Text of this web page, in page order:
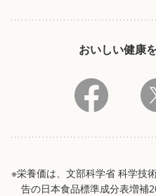
おいしい健康
※栄養価は、文部科学省 科学技
告の日本食品標準成分表増補